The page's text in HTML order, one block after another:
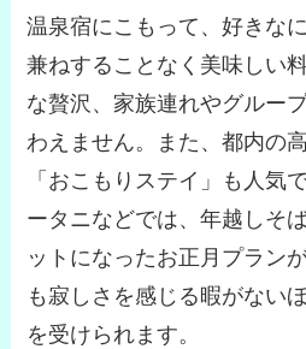
温泉宿にこもって、好きな
兼ねすることなく美味しい
な贅沢、家族連れやグルー
わえません。また、都内の
「おこもりステイ」も人気
ータニなどでは、年越しそ
ットになったお正月プラン
も寂しさを感じる暇がない
を受けられます。